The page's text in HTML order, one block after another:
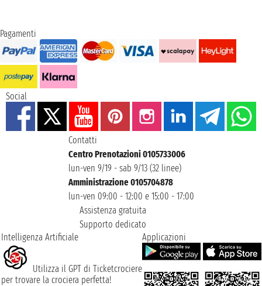
Pagamenti
Social
Contatti
Centro Prenotazioni 0105733006
lun-ven 9/19 - sab 9/13 (32 linee)
Amministrazione 0105704878
lun-ven 09:00 - 12:00 e 15:00 - 17:00
Assistenza gratuita
Supporto dedicato
Intelligenza Artificiale
Utilizza il GPT di Ticketcrociere
per trovare la crociera perfetta!
Applicazioni